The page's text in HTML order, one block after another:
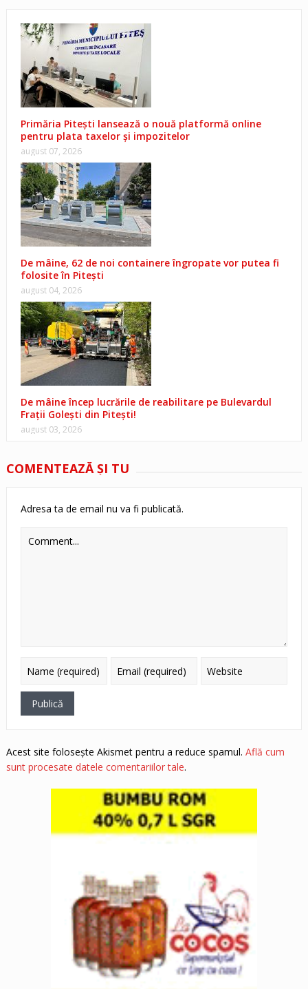
Primăria Pitești lansează o nouă platformă online
pentru plata taxelor și impozitelor
august 07, 2026
De mâine, 62 de noi containere îngropate vor putea fi
folosite în Pitești
august 04, 2026
De mâine încep lucrările de reabilitare pe Bulevardul
Frații Golești din Pitești!
august 03, 2026
COMENTEAZĂ ŞI TU
Adresa ta de email nu va fi publicată.
Acest site folosește Akismet pentru a reduce spamul. Află cum
sunt procesate datele comentariilor tale.